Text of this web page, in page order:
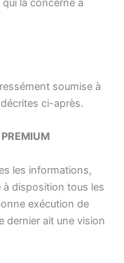
la concerne à
soumise à
ci-après.
les informations,
disposition tous les
exécution de
dernier ait une vision